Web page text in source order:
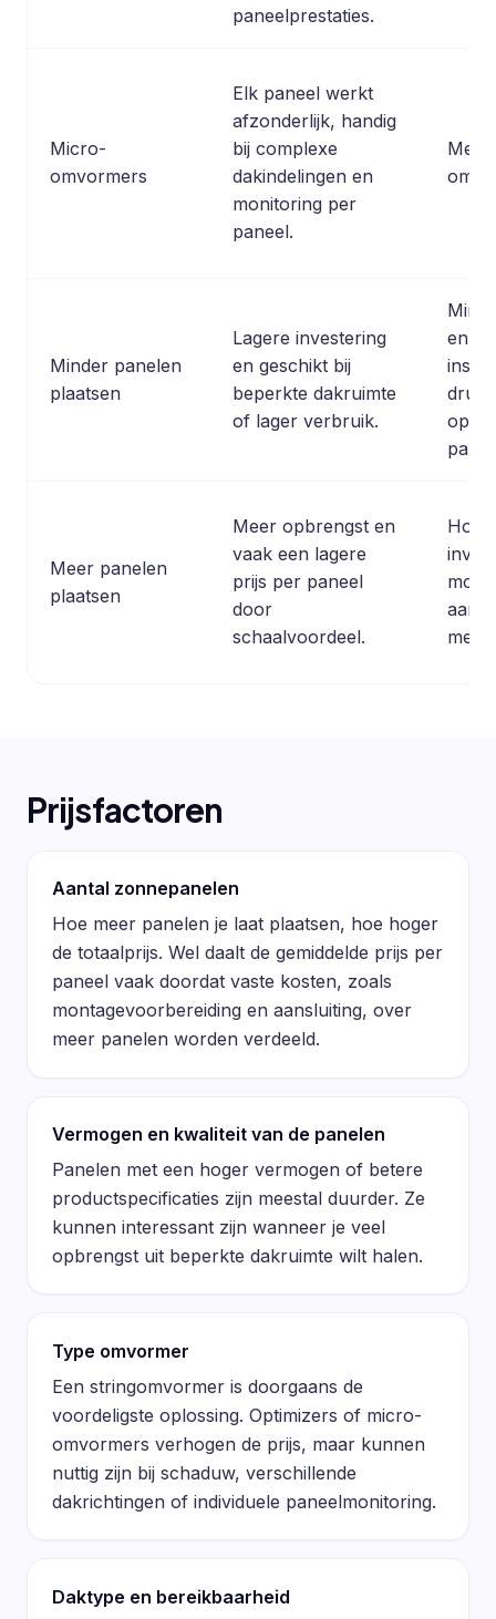
paneelprestaties.
Micro-
omvormers
Elk paneel werkt
afzonderlijk, handig
bij complexe
dakindelingen en
monitoring per
paneel.
Minder panelen
plaatsen
Lagere investering
en geschikt bij
beperkte dakruimte
of lager verbruik.
en
op
Meer panelen
plaatsen
Meer opbrengst en
vaak een lagere
prijs per paneel
door
schaalvoordeel.
aan
Prijsfactoren
Aantal zonnepanelen
Hoe meer panelen je laat plaatsen, hoe hoger
de totaalprijs. Wel daalt de gemiddelde prijs per
paneel vaak doordat vaste kosten, zoals
montagevoorbereiding en aansluiting, over
meer panelen worden verdeeld.
Vermogen en kwaliteit van de panelen
Panelen met een hoger vermogen of betere
productspecificaties zijn meestal duurder. Ze
kunnen interessant zijn wanneer je veel
opbrengst uit beperkte dakruimte wilt halen.
Type omvormer
Een stringomvormer is doorgaans de
voordeligste oplossing. Optimizers of micro-
omvormers verhogen de prijs, maar kunnen
nuttig zijn bij schaduw, verschillende
dakrichtingen of individuele paneelmonitoring.
Daktype en bereikbaarheid